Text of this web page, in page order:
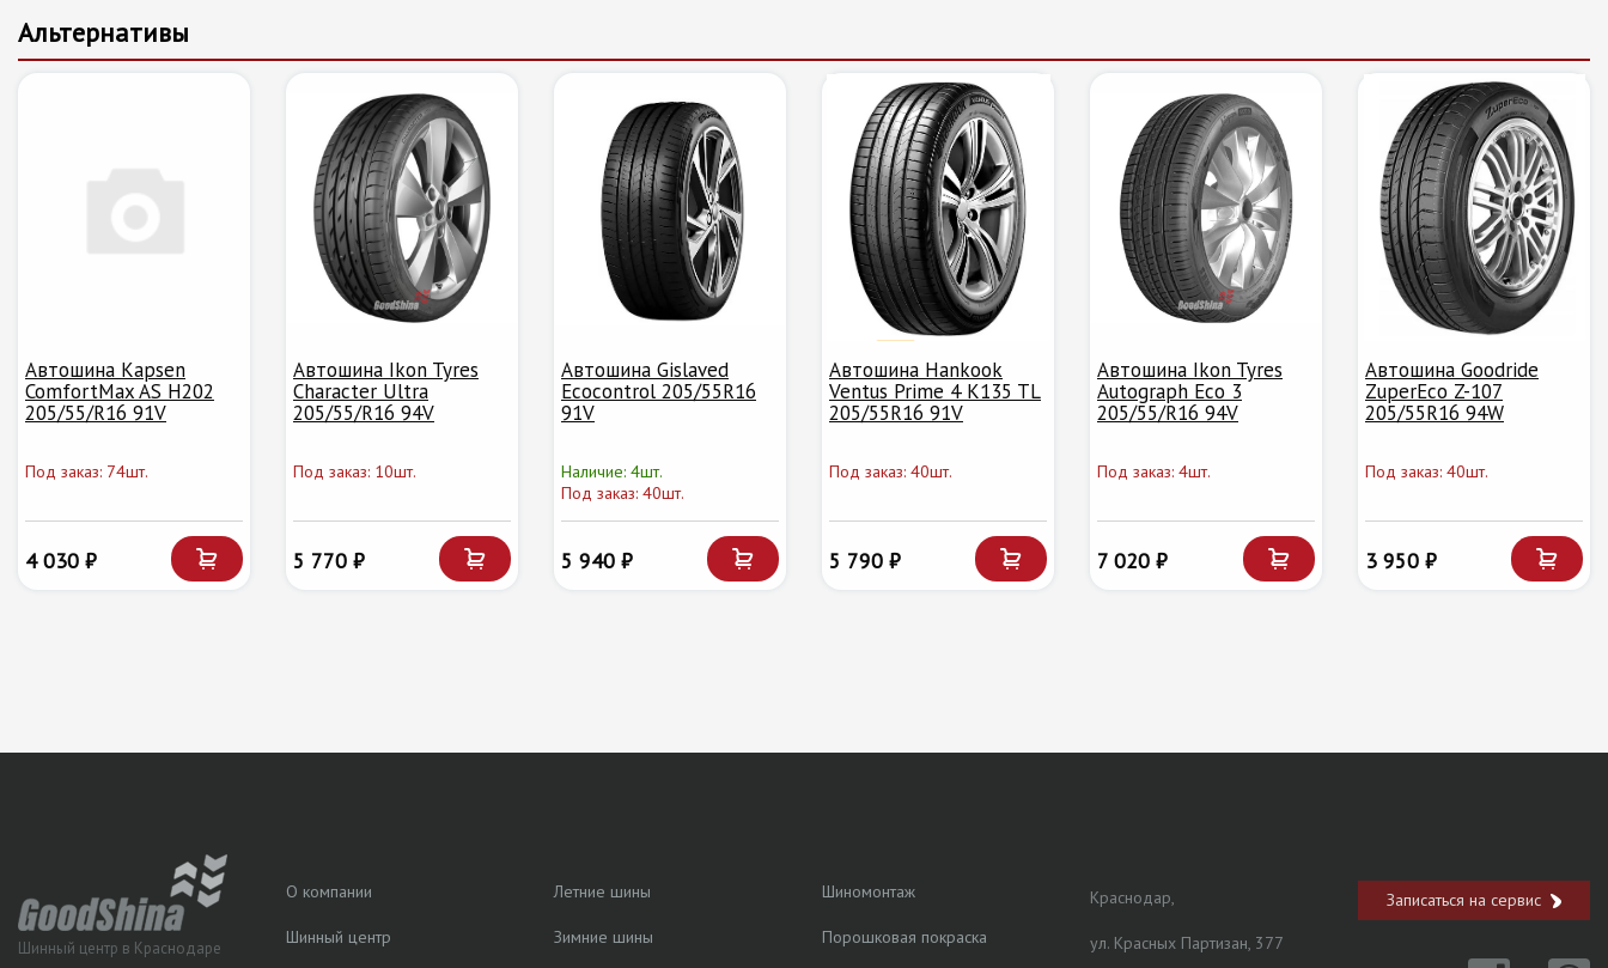
Альтернативы
Автошина Kapsen
ComfortMax AS H202
205/55/R16 91V
Под заказ: 74шт.
4 030 ₽
Автошина Ikon Tyres
Character Ultra
205/55/R16 94V
Под заказ: 10шт.
5 770 ₽
Автошина Gislaved
Ecocontrol 205/55R16
91V
Наличие: 4шт.
Под заказ: 40шт.
5 940 ₽
Автошина Hankook
Ventus Prime 4 K135 TL
205/55R16 91V
Под заказ: 40шт.
5 790 ₽
Автошина Ikon Tyres
Autograph Eco 3
205/55/R16 94V
Под заказ: 4шт.
7 020 ₽
Автошина Goodride
ZuperEco Z-107
205/55R16 94W
Под заказ: 40шт.
3 950 ₽
Шинный центр в Краснодаре
О компании
Шинный центр
Летние шины
Зимние шины
Шиномонтаж
Порошковая покраска
Краснодар,
ул. Красных Партизан, 377
Записаться на сервис